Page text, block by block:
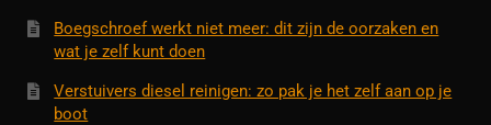
Boegschroef werkt niet meer: dit zijn de oorzaken en
wat je zelf kunt doen
Verstuivers diesel reinigen: zo pak je het zelf aan op je
boot